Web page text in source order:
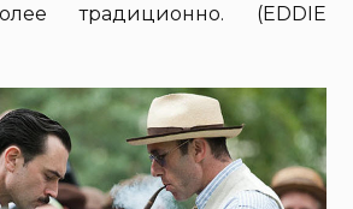
традиционно. (EDDIE